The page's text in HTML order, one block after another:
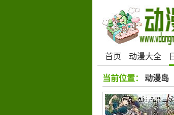
首页 动漫大全
当前位置： 动漫岛